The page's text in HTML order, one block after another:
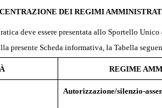
DEI REGIMI
deve essere presentata allo Sportello
presente Scheda informativa, la Tabella
REGIME
Autorizzazione/silenzio-